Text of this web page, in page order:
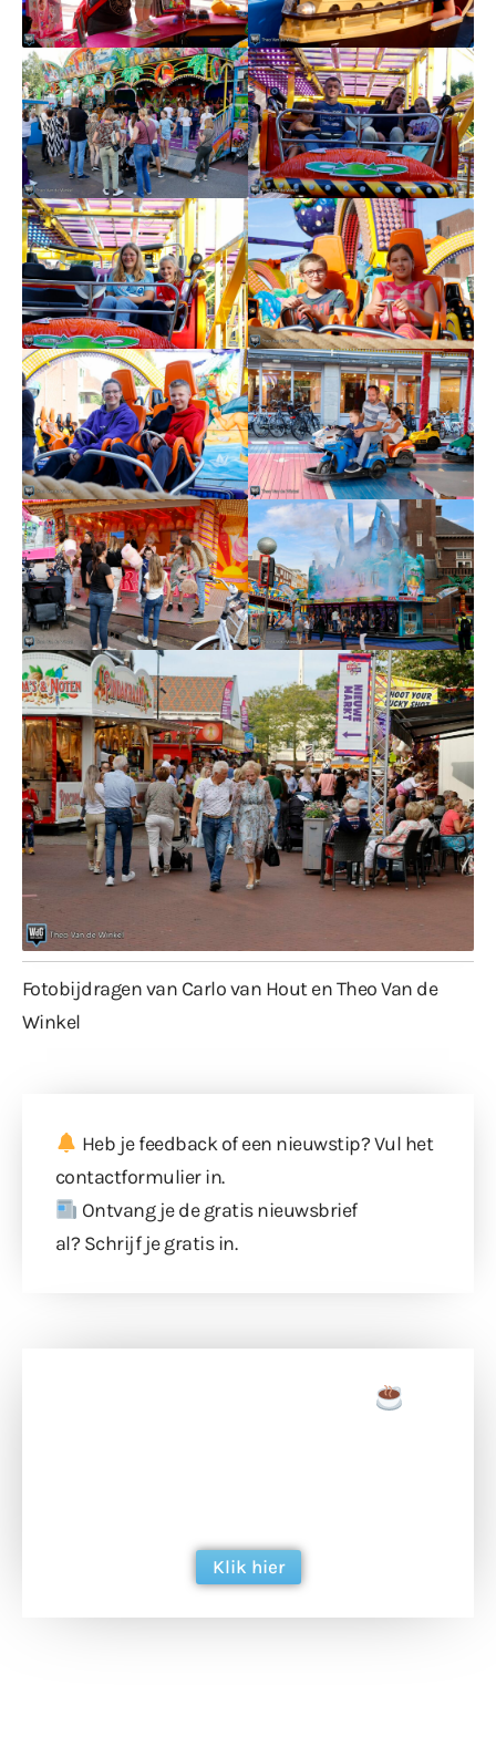
Fotobijdragen van Carlo van Hout en Theo Van de
Winkel
Heb je feedback of een nieuwstip? Vul het
contactformulierin.
Ontvang je de gratis nieuwsbrief
al? Schrijf je gratis in.
Klik hier